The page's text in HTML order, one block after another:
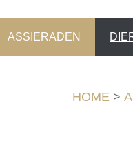
ASSIERADEN
HOME >